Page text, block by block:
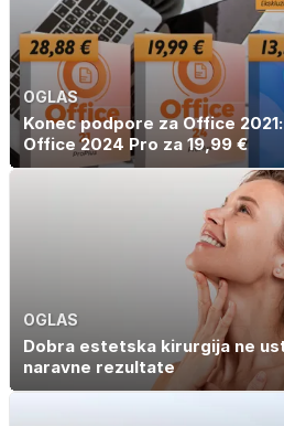
OGLAS
Konec podpore za Office
Office 2024 Pro za 19,99 €
OGLAS
Dobra estetska kirurgija ne
naravne rezultate